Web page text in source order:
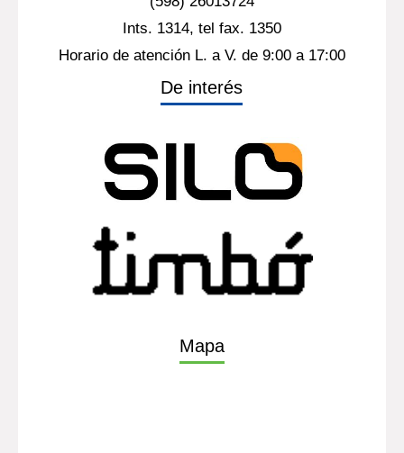
Ints. 1314, tel fax. 1350
Horario de atención L. a V. de 9:00 a 17:00
De interés
Mapa